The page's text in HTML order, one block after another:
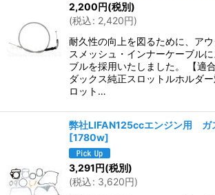
2,200円(税別)
(税込: 2,420円)
耐久性の向上を図るために、ア
スメッシュ・インナーケーブル
ブルを採用いたしました。 【適
ダックス純正スロットルホルダ
ロット…
弊社LIFAN125ccエンジン用 ガ
[1780w]
3,291円(税別)
(税込: 3,620円)